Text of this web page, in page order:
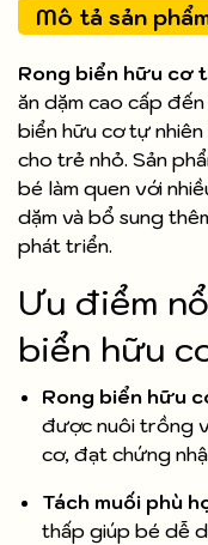
Mô tả sản
Rong biển hữu cơ
ăn dặm cao cấp
biển hữu cơ tự
cho trẻ nhỏ. Sản
bé làm quen với
dặm và bổ sung
phát triển.
Ưu điểm
biển hữu
Rong biển hữu
được nuôi trồng
cơ, đạt chứng
Tách muối phù
thấp giúp bé dễ